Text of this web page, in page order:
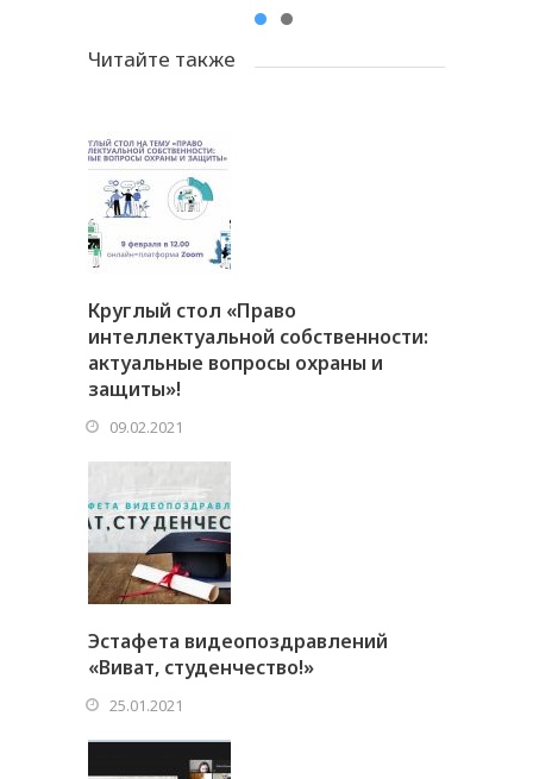
Читайте также
Круглый стол «Право
интеллектуальной собственности:
актуальные вопросы охраны и
защиты»!
09.02.2021
Эстафета видеопоздравлений
«Виват, студенчество!»
25.01.2021